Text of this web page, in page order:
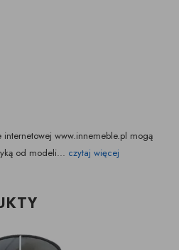
www.innemeble.pl mogą
od modeli... czytaj więcej